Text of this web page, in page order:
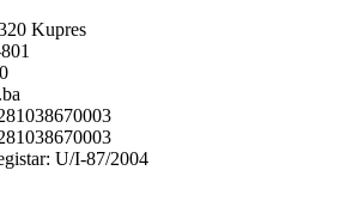
Kupres
U/I-87/2004